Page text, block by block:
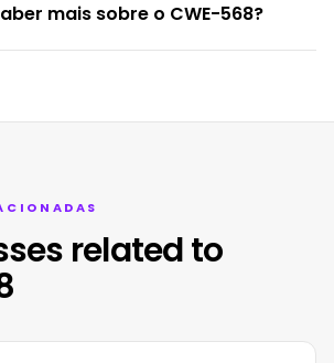
mais sobre o CWE-568?
related to